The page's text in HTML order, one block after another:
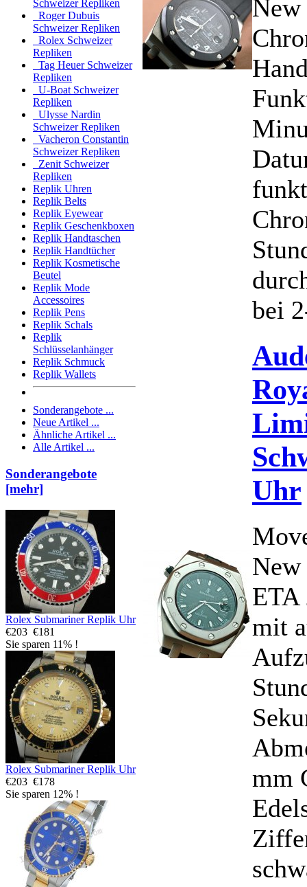
Schweizer Repliken
Roger Dubuis
Schweizer Repliken
Rolex Schweizer
Repliken
Tag Heuer Schweizer
Repliken
U-Boat Schweizer
Repliken
Ulysse Nardin
Schweizer Repliken
Vacheron Constantin
Schweizer Repliken
Zenit Schweizer
Repliken
Replik Uhren
Replik Belts
Replik Eyewear
Replik Geschenkboxen
Replik Handtaschen
Replik Handtücher
Replik Kosmetische
Beutel
Replik Mode
Accessoires
Replik Pens
Replik Schals
Replik
Schlüsselanhänger
Replik Schmuck
Replik Wallets
Sonderangebote ...
Neue Artikel ...
Ähnliche Artikel ...
Alle Artikel ...
Sonderangebote
[mehr]
Rolex Submariner Replik Uhr
€203 €181
Sie sparen 11% !
Rolex Submariner Replik Uhr
€203 €178
Sie sparen 12% !
bei
Uhr
New
ETA
mit
mm